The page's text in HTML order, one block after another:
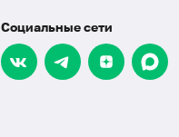
Социальные сети